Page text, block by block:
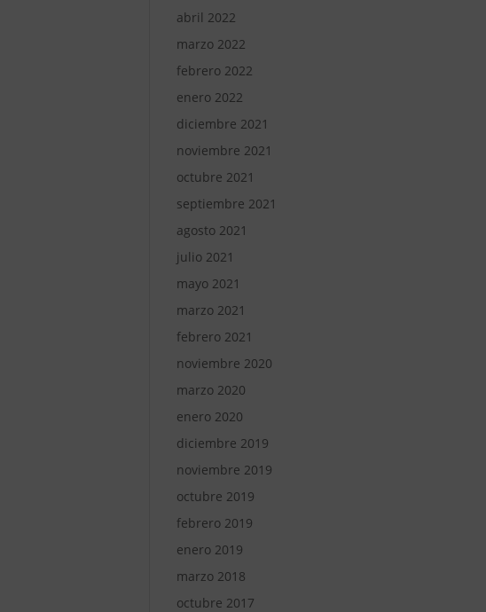
abril 2022
marzo 2022
febrero 2022
enero 2022
diciembre 2021
noviembre 2021
octubre 2021
septiembre 2021
agosto 2021
julio 2021
mayo 2021
marzo 2021
febrero 2021
noviembre 2020
marzo 2020
enero 2020
diciembre 2019
noviembre 2019
octubre 2019
febrero 2019
enero 2019
marzo 2018
octubre 2017